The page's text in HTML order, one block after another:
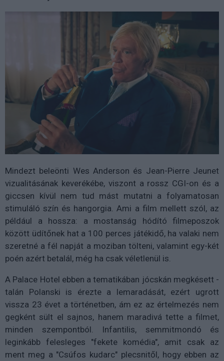
Mindezt beleönti Wes Anderson és Jean-Pierre Jeunet
vizualitásának keverékébe, viszont a rossz CGI-on és a
giccsen kívül nem tud mást mutatni a folyamatosan
stimuláló szín és hangorgia. Ami a film mellett szól, az
például a hossza: a mostanság hódító filmeposzok
között üdítőnek hat a 100 perces játékidő, ha valaki nem
szeretné a fél napját a moziban tölteni, valamint egy-két
poén azért betalál, még ha csak véletlenül is.
A Palace Hotel ebben a tematikában jócskán megkésett -
talán Polanski is érezte a lemaradását, ezért ugrott
vissza 23 évet a történetben, ám ez az értelmezés nem
gegként sült el sajnos, hanem maradivá tette a filmet,
minden szempontból. Infantilis, semmitmondó és
leginkább felesleges "fekete komédia", amit csak az
ment meg a "Csúfos kudarc" plecsnitől, hogy ebben az